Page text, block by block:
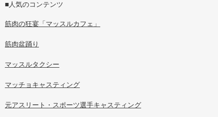
■人気のコンテンツ
筋肉の狂宴「マッスルカフェ」
筋肉盆踊り
マッスルタクシー
マッチョキャスティング
元アスリート・スポーツ選手キャスティング